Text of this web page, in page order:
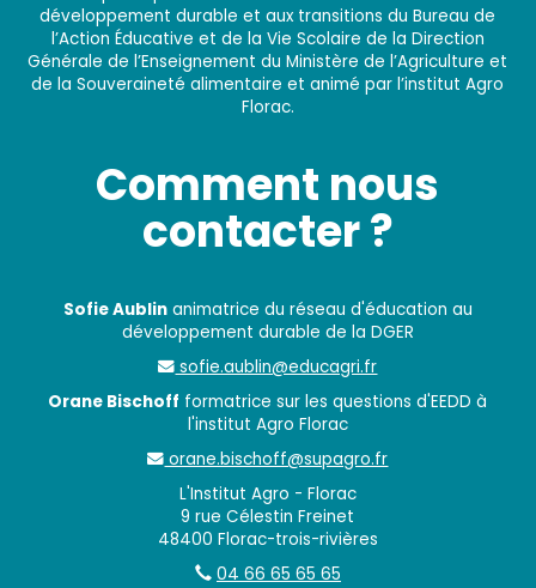
développement durable et aux transitions du Bureau de
l’Action Éducative et de la Vie Scolaire de la Direction
Générale de l’Enseignement du Ministère de l’Agriculture et
de la Souveraineté alimentaire et animé par l’institut Agro
Florac.
Comment nous
contacter ?
Sofie Aublin animatrice du réseau d'éducation au
développement durable de la DGER
sofie.aublin@educagri.fr
Orane Bischoff formatrice sur les questions d'EEDD à
l'institut Agro Florac
orane.bischoff@supagro.fr
L'Institut Agro - Florac
9 rue Célestin Freinet
48400 Florac-trois-rivières
04 66 65 65 65